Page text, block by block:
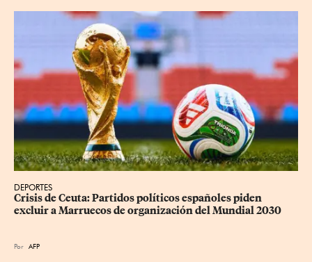
DEPORTES
Crisis de Ceuta: Partidos políticos españoles piden
excluir a Marruecos de organización del Mundial 2030
Por AFP